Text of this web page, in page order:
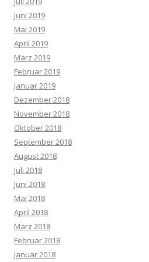
Juni 2019
Mai 2019
April 2019
März 2019
Februar 2019
Januar 2019
Dezember 2018
November 2018
Oktober 2018
September 2018
August 2018
Juli 2018
Juni 2018
Mai 2018
April 2018
März 2018
Februar 2018
Januar 2018